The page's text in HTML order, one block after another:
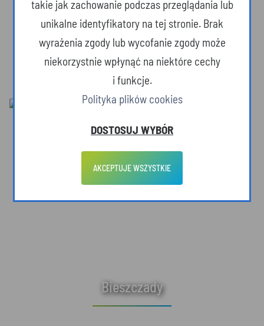
Dzika przyroda
Bieszczady
takie jak zachowanie podczas przeglądania lub
unikalne identyfikatory na tej stronie. Brak
wyrażenia zgody lub wycofanie zgody może
niekorzystnie wpłynąć na niektóre cechy
i funkcje.
Polityka plików cookies
DOSTOSUJ WYBÓR
AKCEPTUJE WSZYSTKIE